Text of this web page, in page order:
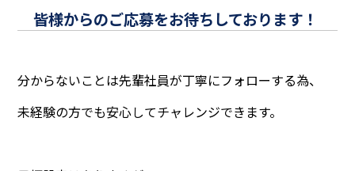
皆様からのご応募をお待ちしております！
分からないことは先輩社員が丁寧にフォローする為、
未経験の方でも安心してチャレンジできます。